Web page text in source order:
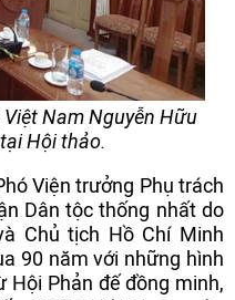
Nam Nguyễn Hữu
Hội thảo.
Viện trưởng Phụ trách
Dân tộc thống nhất do
Chủ tịch Hồ Chí Minh
90 năm với những hình
Hội Phản đế đồng minh,